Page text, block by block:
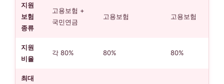
지원
보험
종류
고용보험 +
국민연금
고용보험 고용보험
지원
비율
각 80% 80% 80%
최대